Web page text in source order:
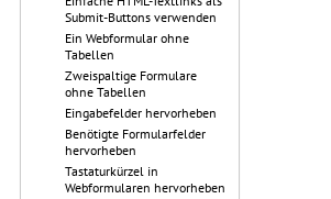
Submit-Buttons verwenden
Ein Webformular ohne
Tabellen
Zweispaltige Formulare
ohne Tabellen
Eingabefelder hervorheben
Benötigte Formularfelder
hervorheben
Tastaturkürzel in
Webformularen hervorheben